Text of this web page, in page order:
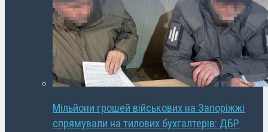
Мільйони грошей військових на Запоріжжі
спрямували на тилових бухгалтерів: ДБР